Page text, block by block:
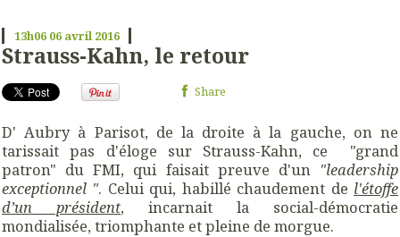
13h06 06 avril 2016
Strauss-Kahn, le retour
Share
D' Aubry à Parisot, de la droite à la gauche, on ne
tarissait pas d'éloge sur Strauss-Kahn, ce "grand
patron" du FMI, qui faisait preuve d'un "leadership
exceptionnel ". Celui qui, habillé chaudement de l'étoffe
d’un président, incarnait la social-démocratie
mondialisée, triomphante et pleine de morgue.